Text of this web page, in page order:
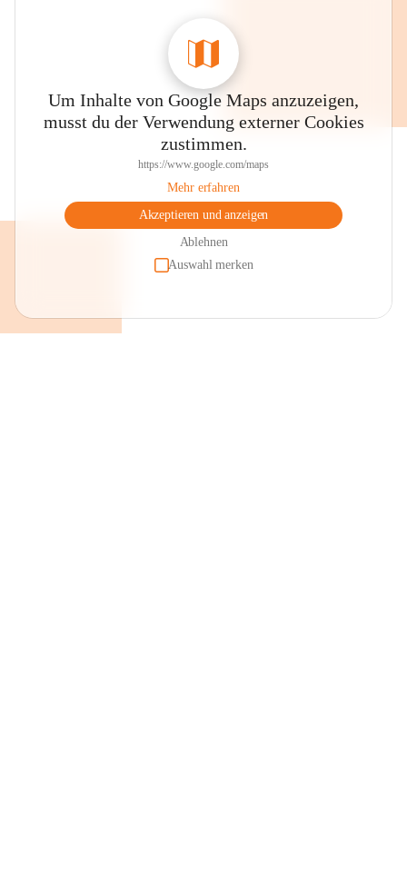
Um Inhalte von Google Maps anzuzeigen,
musst du der Verwendung externer Cookies
zustimmen.
https://www.google.com/maps
Mehr erfahren
Akzeptieren und anzeigen
Ablehnen
Auswahl merken